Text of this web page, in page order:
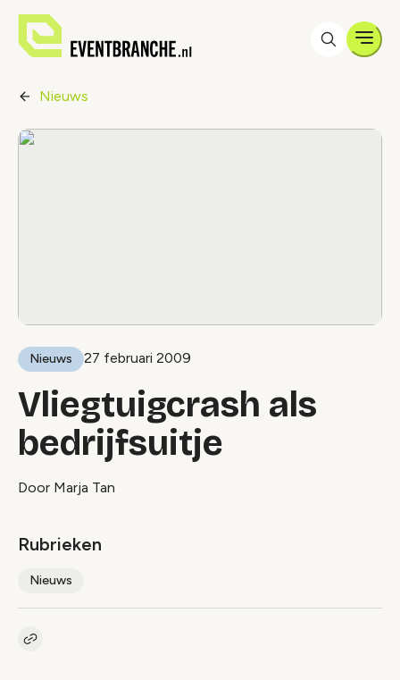
Nieuws
Nieuws 27 februari 2009
Vliegtuigcrash als
bedrijfsuitje
Door Marja Tan
Rubrieken
Nieuws
Kopieer link naar artikel